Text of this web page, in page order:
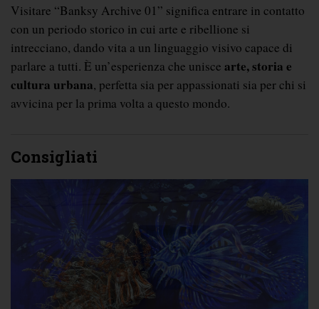
Visitare “Banksy Archive 01” significa entrare in contatto
con un periodo storico in cui arte e ribellione si
intrecciano, dando vita a un linguaggio visivo capace di
parlare a tutti. È un’esperienza che unisce arte, storia e
cultura urbana, perfetta sia per appassionati sia per chi si
avvicina per la prima volta a questo mondo.
Consigliati